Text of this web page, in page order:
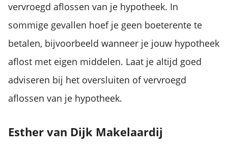
vervroegd aflossen van je hypotheek. In
sommige gevallen hoef je geen boeterente te
betalen, bijvoorbeeld wanneer je jouw hypotheek
aflost met eigen middelen. Laat je altijd goed
adviseren bij het oversluiten of vervroegd
aflossen van je hypotheek.
Esther van Dijk Makelaardij